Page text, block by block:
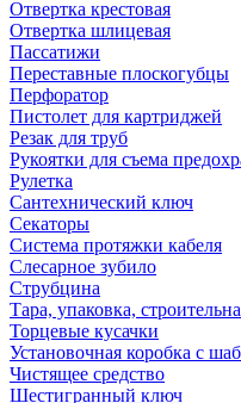
Отвертка крестовая
Отвертка шлицевая
Пассатижи
Переставные плоскогубцы
Перфоратор
Пистолет для картриджей
Резак для труб
Рукоятки для съема
Рулетка
Сантехнический ключ
Секаторы
Система протяжки кабеля
Слесарное зубило
Струбцина
Тара, упаковка,
Торцевые кусачки
Установочная коробка с
Чистящее средство
Шестигранный ключ